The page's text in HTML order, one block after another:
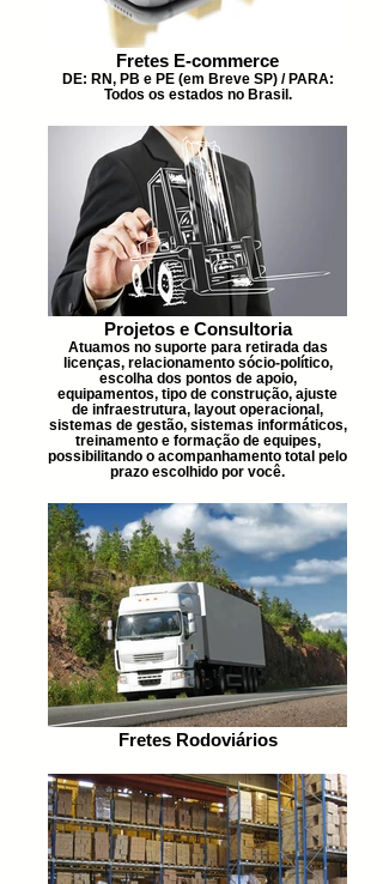
Fretes E-commerce
DE: RN, PB e PE (em Breve SP) / PARA:
Todos os estados no Brasil.
Projetos e Consultoria
Atuamos no suporte para retirada das
licenças, relacionamento sócio-político,
escolha dos pontos de apoio,
equipamentos, tipo de construção, ajuste
de infraestrutura, layout operacional,
sistemas de gestão, sistemas informáticos,
treinamento e formação de equipes,
possibilitando o acompanhamento total pelo
prazo escolhido por você.
Fretes Rodoviários